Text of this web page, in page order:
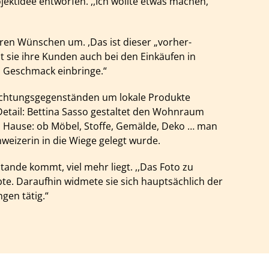
Wünschen um. ,Das ist dieser „vorher-
sie ihre Kunden auch bei den Einkäufen in
einbringe.“
um lokale Produkte
Bettina Sasso gestaltet den Wohnraum
ob Möbel, Stoffe, Gemälde, Deko … man
in die Wiege gelegt wurde.
kommt, viel mehr liegt. ,,Das Foto zu
Daraufhin widmete sie sich hauptsächlich der
tätig.“